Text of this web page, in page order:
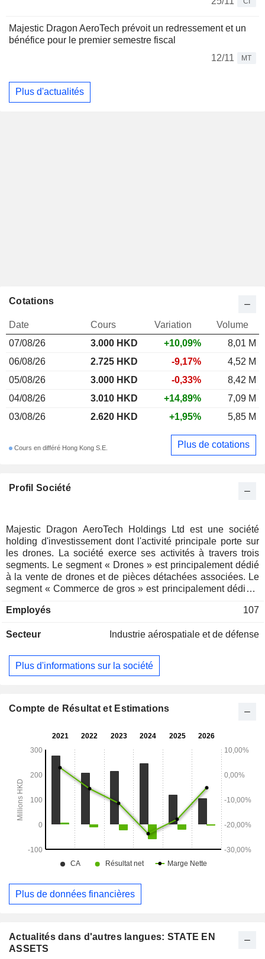
Majestic Dragon AeroTech prévoit un redressement et un
bénéfice pour le premier semestre fiscal
12/11
MT
Plus d'actualités
Actualités dans d'autres langues: STATE EN
ASSETS
Profil Société
Majestic Dragon AeroTech Holdings Ltd est une société
holding d'investissement dont l'activité principale porte sur
les drones. La société exerce ses activités à travers trois
segments. Le segment « Drones » est principalement dédié
à la vente de drones et de pièces détachées associées. Le
segment « Commerce de gros » est principalement dédié à
d'articles de sport. Le segment « Investissement immobilier
de biens immobiliers.
Employés 107
Secteur Industrie aérospatiale et de défense
Plus d'informations sur la société
Cotations
Date Cours Variation
Volume
07/08/26
3.000 HKD +10,09%
8,01 M
06/08/26
2.725 HKD -9,17%
4,52 M
05/08/26
3.000 HKD -0,33%
8,42 M
04/08/26
3.010 HKD +14,89%
7,09 M
03/08/26
2.620 HKD +1,95% 5,85 M
Cours en différé Hong Kong S.E. Plus de cotations
Compte de Résultat et Estimations
Plus de données financières